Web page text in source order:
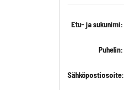
Etu- ja sukunimi:
Puhelin:
Sähköpostiosoite: